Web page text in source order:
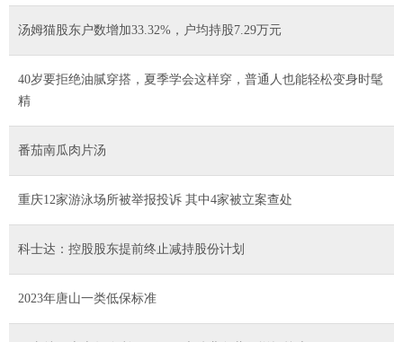
汤姆猫股东户数增加33.32%，户均持股7.29万元
40岁要拒绝油腻穿搭，夏季学会这样穿，普通人也能轻松变身时髦
精
番茄南瓜肉片汤
重庆12家游泳场所被举报投诉 其中4家被立案查处
科士达：控股股东提前终止减持股份计划
2023年唐山一类低保标准